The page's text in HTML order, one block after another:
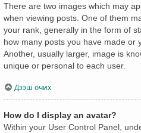
There are two images which may
when viewing posts. One of them
your rank, generally in the form of
how many posts you have made or
Another, usually larger, image is
unique or personal to each user.
Дээш очих
How do I display an avatar?
Within your User Control Panel,